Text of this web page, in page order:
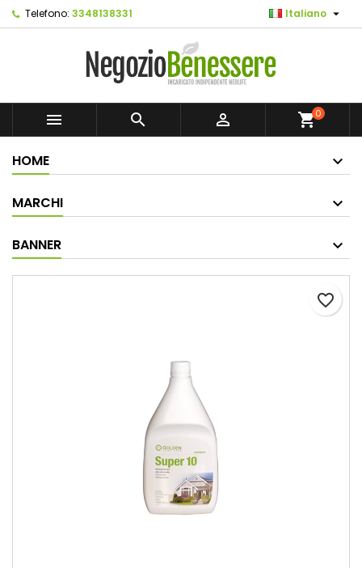
Telefono: 3348138331 Italiano 
   shopping_cart0
HOME
MARCHI
BANNER
favorite_border